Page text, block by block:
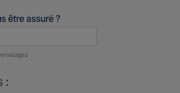
être assuré ?
: